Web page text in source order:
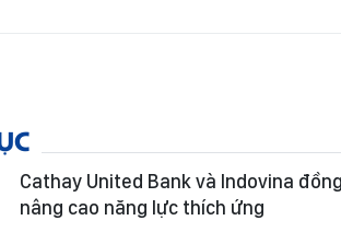
Cathay United Bank và Indovina
nâng cao năng lực thích ứng